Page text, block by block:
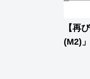
【再
(M2)